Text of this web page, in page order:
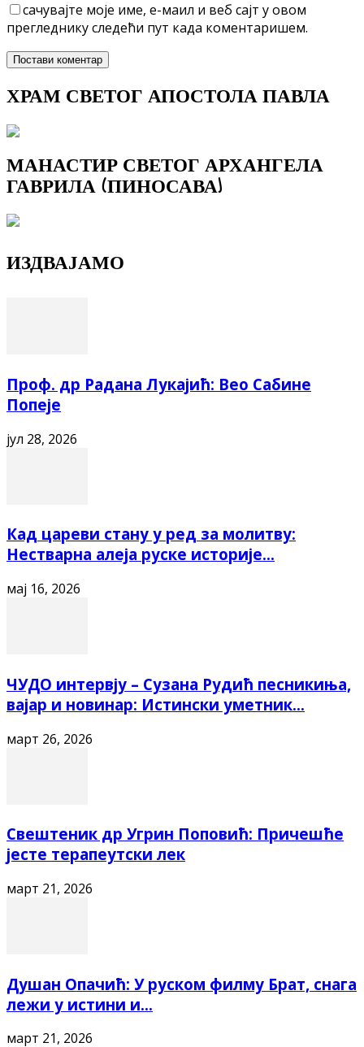
сачувајте моје име, е-маил и веб сајт у овом
прегледнику следећи пут када коментаришем.
ХРАМ СВЕТОГ АПОСТОЛА ПАВЛА
МАНАСТИР СВЕТОГ АРХАНГЕЛА
ГАВРИЛА (ПИНОСАВА)
ИЗДВАЈАМО
Проф. др Радана Лукајић: Вео Сабине
Попеје
јул 28, 2026
Кад цареви стану у ред за молитву:
Нестварна алеја руске историје...
мај 16, 2026
ЧУДО интервју – Сузана Рудић песникиња,
вајар и новинар: Истински уметник...
март 26, 2026
Свештеник др Угрин Поповић: Причешће
јесте терапеутски лек
март 21, 2026
Душан Опачић: У руском филму Брат, снага
лежи у истини и...
март 21, 2026